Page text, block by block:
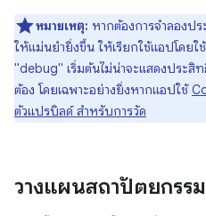
หมายเหตุ: หากต้องการจำลองป
ให้แม่นยำยิ่งขึ้น ให้เรียกใช้แอปโดย
"debug" เริ่มต้นไม่น่าจะแสดงประสิ
ต้อง โดยเฉพาะอย่างยิ่งหากแอปใช้
ตัวแปรบิลด์ สำหรับการวัด
วางแผนสถาปัตยกรร